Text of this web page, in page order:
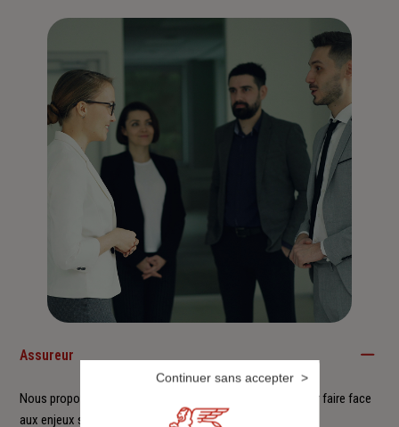
Assureur
Nous proposons à nos clients des solutions durables pour faire face
aux enjeux sociétaux et environnementaux.
Continuer sans accepter